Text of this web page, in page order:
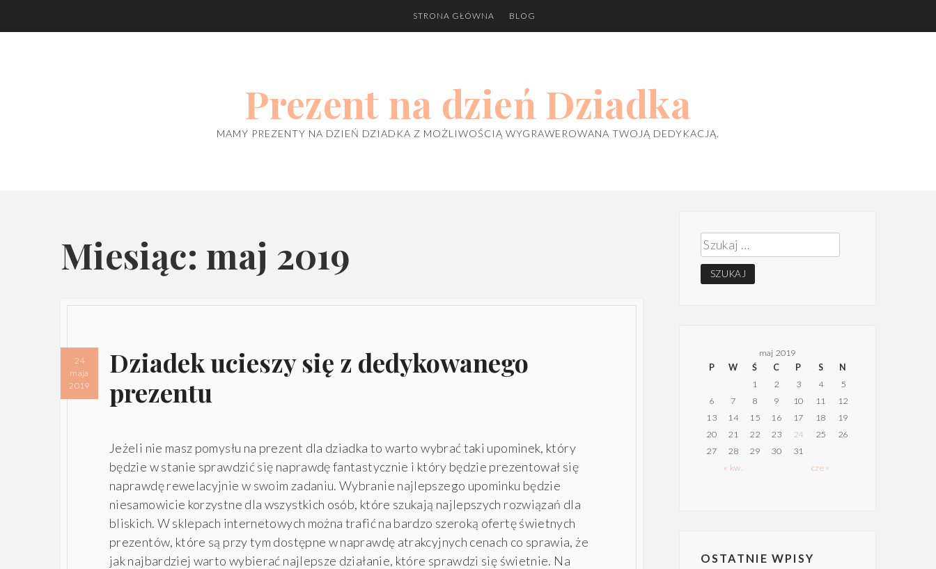
STRONA GŁÓWNA BLOG
Prezent na dzień Dziadka
MAMY PREZENTY NA DZIEŃ DZIADKA Z MOŻLIWOŚCIĄ WYGRAWEROWANA TWOJĄ DEDYKACJĄ.
Miesiąc: maj 2019
Dziadek ucieszy się z dedykowanego
prezentu
24
maja
2019
Jeżeli nie masz pomysłu na prezent dla dziadka to warto wybrać taki upominek, który
będzie w stanie sprawdzić się naprawdę fantastycznie i który będzie prezentował się
naprawdę rewelacyjnie w swoim zadaniu. Wybranie najlepszego upominku będzie
niesamowicie korzystne dla wszystkich osób, które szukają najlepszych rozwiązań dla
bliskich. W sklepach internetowych można trafić na bardzo szeroką ofertę świetnych
prezentów, które są przy tym dostępne w naprawdę atrakcyjnych cenach co sprawia, że
jak najbardziej warto wybierać najlepsze działanie, które sprawdzi się świetnie. Na
Szukaj:
maj 2019
P
W Ś C P S N
« kw. cze »
1 2 3 4
5
6
7 8 9 10 11
12
13
14 15 16 17 18
19
20
21 22 23 24 25
26
27
28 29 30 31
OSTATNIE WPISY